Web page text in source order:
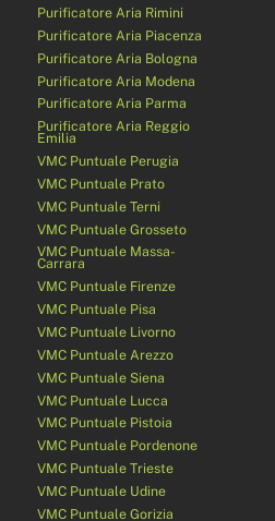
Purificatore Aria Rimini
Purificatore Aria Piacenza
Purificatore Aria Bologna
Purificatore Aria Modena
Purificatore Aria Parma
Purificatore Aria Reggio
Emilia
VMC Puntuale Perugia
VMC Puntuale Prato
VMC Puntuale Terni
VMC Puntuale Grosseto
VMC Puntuale Massa-
Carrara
VMC Puntuale Firenze
VMC Puntuale Pisa
VMC Puntuale Livorno
VMC Puntuale Arezzo
VMC Puntuale Siena
VMC Puntuale Lucca
VMC Puntuale Pistoia
VMC Puntuale Pordenone
VMC Puntuale Trieste
VMC Puntuale Udine
VMC Puntuale Gorizia